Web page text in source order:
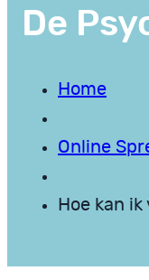
De
Home
Online
Hoe kan